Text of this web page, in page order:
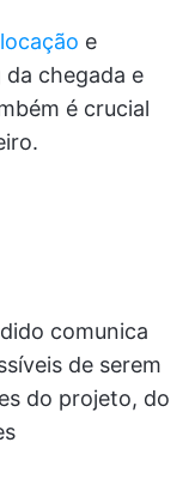
e
da chegada e
é crucial
comunica
de serem
do projeto, do